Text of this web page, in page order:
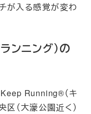
が入る感覚が変わ
ンニング）の
Keep Running®（キ
区（大濠公園近く）